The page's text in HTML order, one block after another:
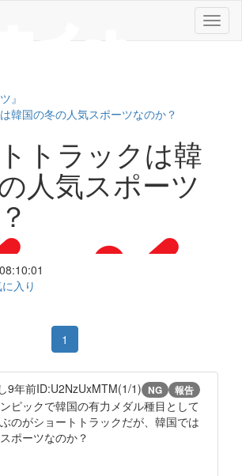
メ
ニ
』
韓国の冬の人気スポーツなのか？
トラックは韓
人気スポーツ
入り
1
9年前ID:U2NzUxMTM(1/1) NG 報告
ピックで韓国の有力メダル種目として
のがショートトラックだが、韓国では
ポーツなのか？